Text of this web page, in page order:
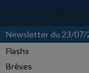
Newsletter du 23/07/
Flashs
Brèves